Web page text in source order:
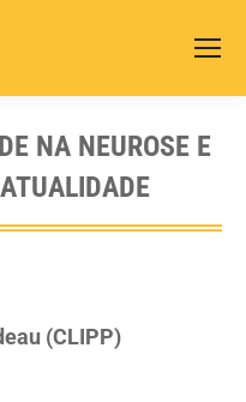
NA NEUROSE E
(CLIPP)